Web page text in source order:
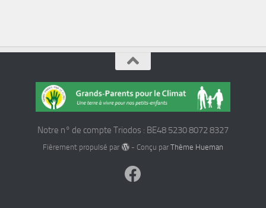
Notre n° de compte Triodos : BE48 5230 8072 8327
Fièrement propulsé par - Conçu par Thème Hueman